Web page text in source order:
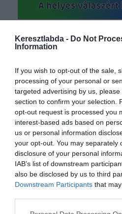
Keresztlabda - Do Not
Information
If you wish to opt-out of the sale,
processing of your personal or
targeted advertising by us,
section to confirm your selection.
opt-out request is processed you
interest-based ads based on
us or personal information
your opt-out. You may separately
disclosure of your personal
IAB’s list of downstream
also be disclosed by us to third
Downstream Participants that
Hogyan írjuk